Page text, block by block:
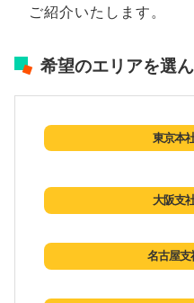
ご紹介いたします。
希望のエリアを選
東京本
大阪支
名古屋支